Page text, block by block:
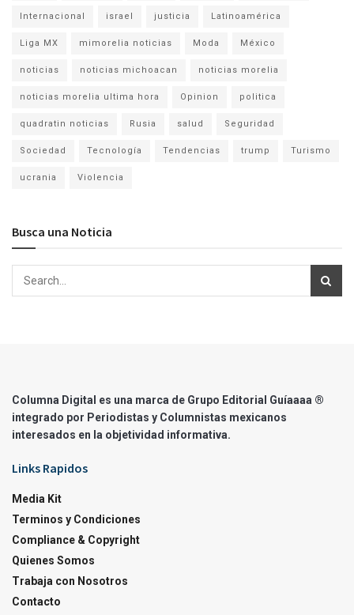
Internacional israel justicia Latinoamérica
Liga MX mimorelia noticias Moda México
noticias noticias michoacan noticias morelia
noticias morelia ultima hora Opinion politica
quadratin noticias Rusia salud Seguridad
Sociedad Tecnología Tendencias trump Turismo
ucrania Violencia
Busca una Noticia
Columna Digital es una marca de Grupo Editorial Guíaaaa ®
integrado por Periodistas y Columnistas mexicanos
interesados en la objetividad informativa.
Links Rapidos
Media Kit
Terminos y Condiciones
Compliance & Copyright
Quienes Somos
Trabaja con Nosotros
Contacto